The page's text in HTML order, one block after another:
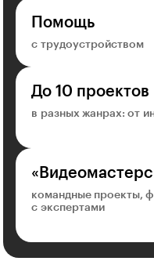
Помощь
с трудоустройством
До 10 проектов
в разных жанрах: от
командные проекты,
с экспертами